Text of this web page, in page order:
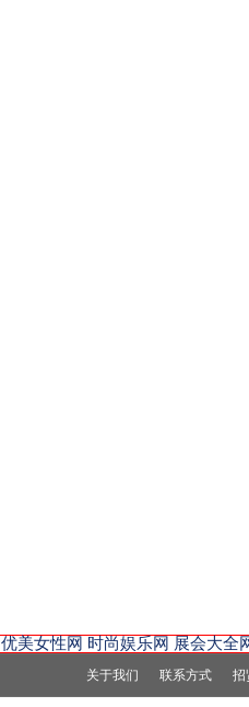
优美女性网 时尚娱乐网 展会大全
关于我们 联系方式 招